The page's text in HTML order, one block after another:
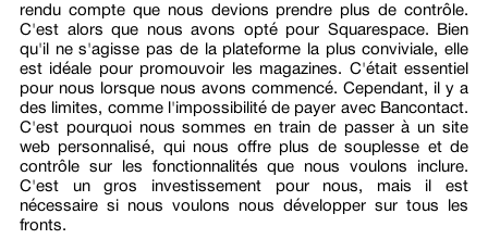
rendu compte que nous devions prendre plus de contrôle.
C'est alors que nous avons opté pour Squarespace. Bien
qu'il ne s'agisse pas de la plateforme la plus conviviale, elle
est idéale pour promouvoir les magazines. C'était essentiel
pour nous lorsque nous avons commencé. Cependant, il y a
des limites, comme l'impossibilité de payer avec Bancontact.
C'est pourquoi nous sommes en train de passer à un site
web personnalisé, qui nous offre plus de souplesse et de
contrôle sur les fonctionnalités que nous voulons inclure.
C'est un gros investissement pour nous, mais il est
nécessaire si nous voulons nous développer sur tous les
fronts.